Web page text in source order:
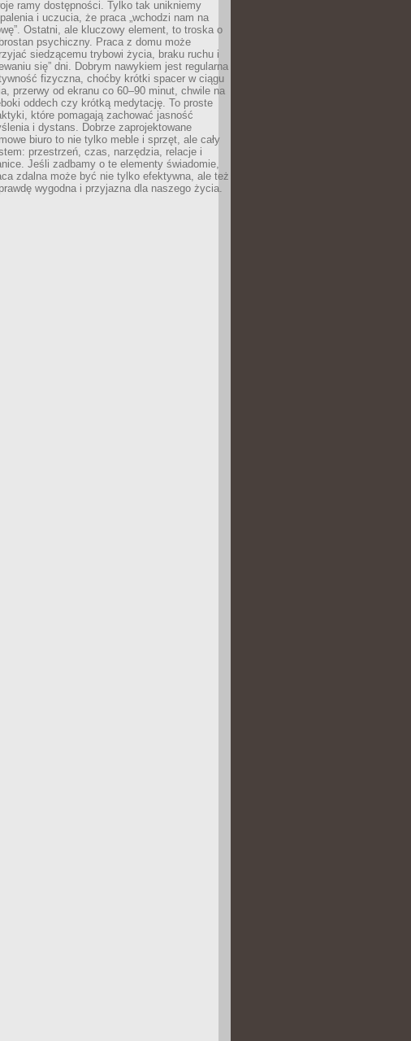
ramy dostępności. Tylko tak unikniemy
i uczucia, że praca „wchodzi nam na
Ostatni, ale kluczowy element, to troska o
psychiczny. Praca z domu może
siedzącemu trybowi życia, braku ruchu i
się” dni. Dobrym nawykiem jest regularna
fizyczna, choćby krótki spacer w ciągu
przerwy od ekranu co 60–90 minut, chwile na
oddech czy krótką medytację. To proste
które pomagają zachować jasność
i dystans. Dobrze zaprojektowane
biuro to nie tylko meble i sprzęt, ale cały
przestrzeń, czas, narzędzia, relacje i
Jeśli zadbamy o te elementy świadomie,
zdalna może być nie tylko efektywna, ale też
wygodna i przyjazna dla naszego życia.